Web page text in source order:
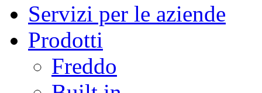
Servizi per le aziende
Prodotti
Freddo